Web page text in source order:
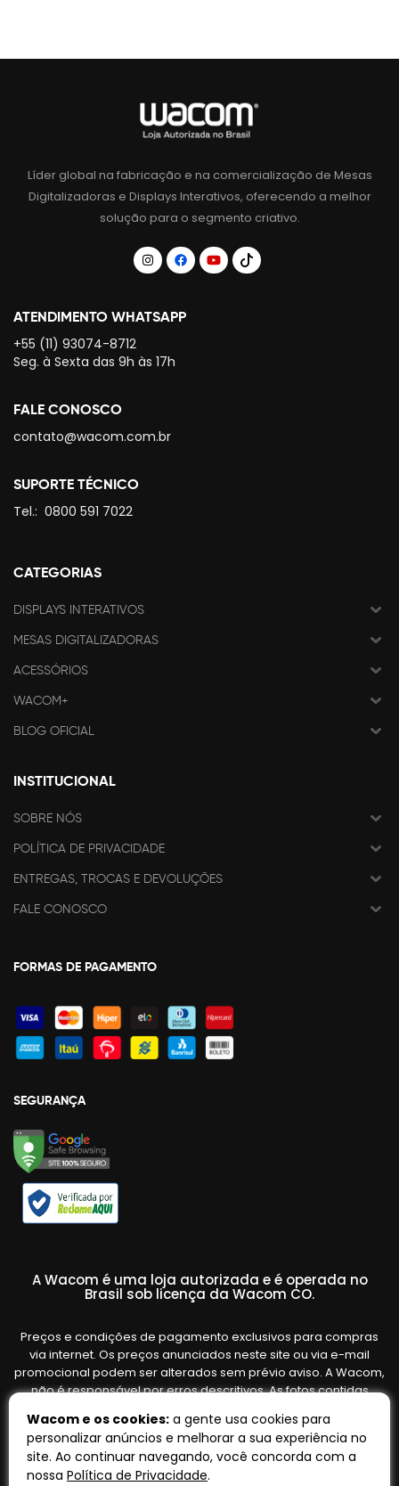
Líder global na fabricação e na comercialização de Mesas
Digitalizadoras e Displays Interativos, oferecendo a melhor
solução para o segmento criativo.
ATENDIMENTO WHATSAPP
+55 (11) 93074-8712
Seg. à Sexta das 9h às 17h
FALE CONOSCO
contato@wacom.com.br
SUPORTE TÉCNICO
Tel.: 0800 591 7022
CATEGORIAS
DISPLAYS INTERATIVOS
MESAS DIGITALIZADORAS
ACESSÓRIOS
WACOM+
BLOG OFICIAL
INSTITUCIONAL
SOBRE NÓS
POLÍTICA DE PRIVACIDADE
ENTREGAS, TROCAS E DEVOLUÇÕES
FALE CONOSCO
FORMAS DE PAGAMENTO
SEGURANÇA
A Wacom é uma loja autorizada e é operada no
Brasil sob licença da Wacom CO.
Preços e condições de pagamento exclusivos para compras
via internet. Os preços anunciados neste site ou via e-mail
promocional podem ser alterados sem prévio aviso. A Wacom,
não é responsável por erros descritivos. As fotos contidas
variar de acordo com o fornecedor/lote do fabricante. Ofertas
válidas até o término de nossos estoques. Vendas sujeitas à
análise e confirmação de dados.
Wacom e os cookies: a gente usa cookies para
personalizar anúncios e melhorar a sua experiência no
site. Ao continuar navegando, você concorda com a
nossa Política de Privacidade.